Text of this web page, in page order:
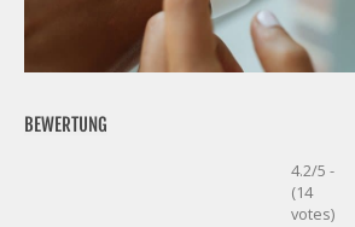
BEWERTUNG
4.2/5 -
(14
votes)